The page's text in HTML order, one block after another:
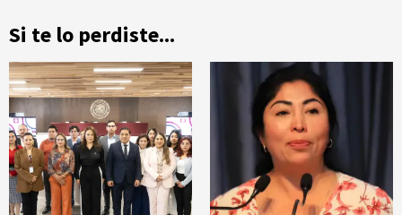
Si te lo perdiste...